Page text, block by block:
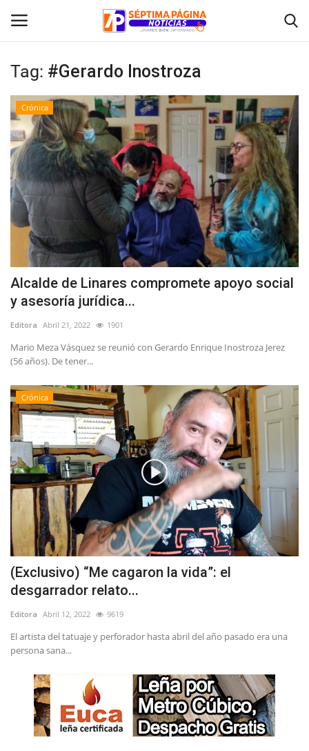
Inicio
Crónica
Policial
Tribunales
Deporte
Política
Espectáculos
Tag: #Gerardo Inostroza
Crónica
Alcalde de Linares compromete apoyo social
y asesoría jurídica...
Editora Abril 21, 2022 1901
Mario Meza Vásquez se reunió con Gerardo Enrique Inostroza Jerez
(56 años). De tener...
Crónica
(Exclusivo) “Me cagaron la vida”: el
desgarrador relato...
Editora Abril 12, 2022 9619
El artista del tatuaje y perforador hasta abril del año pasado era una
persona sana...